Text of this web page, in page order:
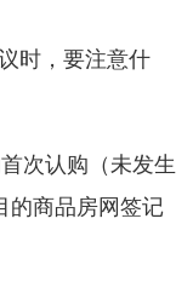
时，要注意什
次认购（未发生
的商品房网签记